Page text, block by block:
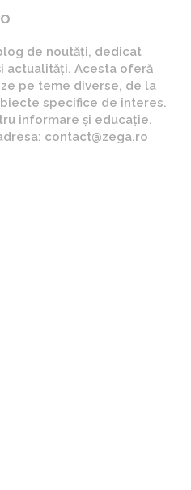
de noutăți, dedicat
actualități. Acesta oferă
pe teme diverse, de la
specifice de interes.
informare și educație.
contact@zega.ro